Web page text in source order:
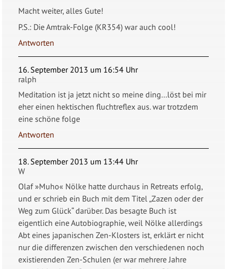
Macht weiter, alles Gute!
P.S.: Die Amtrak-Folge (KR354) war auch cool!
Antworten
16. September 2013 um 16:54 Uhr
ralph
Meditation ist ja jetzt nicht so meine ding…löst bei mir
eher einen hektischen fluchtreflex aus. war trotzdem
eine schöne folge
Antworten
18. September 2013 um 13:44 Uhr
W
Olaf »Muho« Nölke hatte durchaus in Retreats erfolg,
und er schrieb ein Buch mit dem Titel „Zazen oder der
Weg zum Glück“ darüber. Das besagte Buch ist
eigentlich eine Autobiographie, weil Nölke allerdings
Abt eines japanischen Zen-Klosters ist, erklärt er nicht
nur die differenzen zwischen den verschiedenen noch
existierenden Zen-Schulen (er war mehrere Jahre